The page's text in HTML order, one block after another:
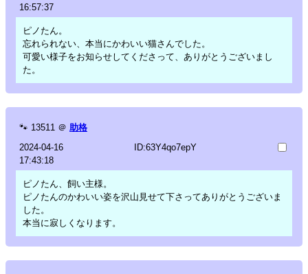
16:57:37
ピノたん。
忘れられない、本当にかわいい猫さんでした。
可愛い様子をお知らせしてくださって、ありがとうございまし
た。
🐾 13511 ＠ 助格
2024-04-16
17:43:18
ID:63Y4qo7epY
ピノたん、飼い主様。
ピノたんのかわいい姿を沢山見せて下さってありがとうございま
した。
本当に寂しくなります。